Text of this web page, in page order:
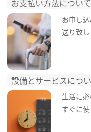
お支払い方法について
お申し
送り致し
設備とサービスにつ
生活に
すぐに